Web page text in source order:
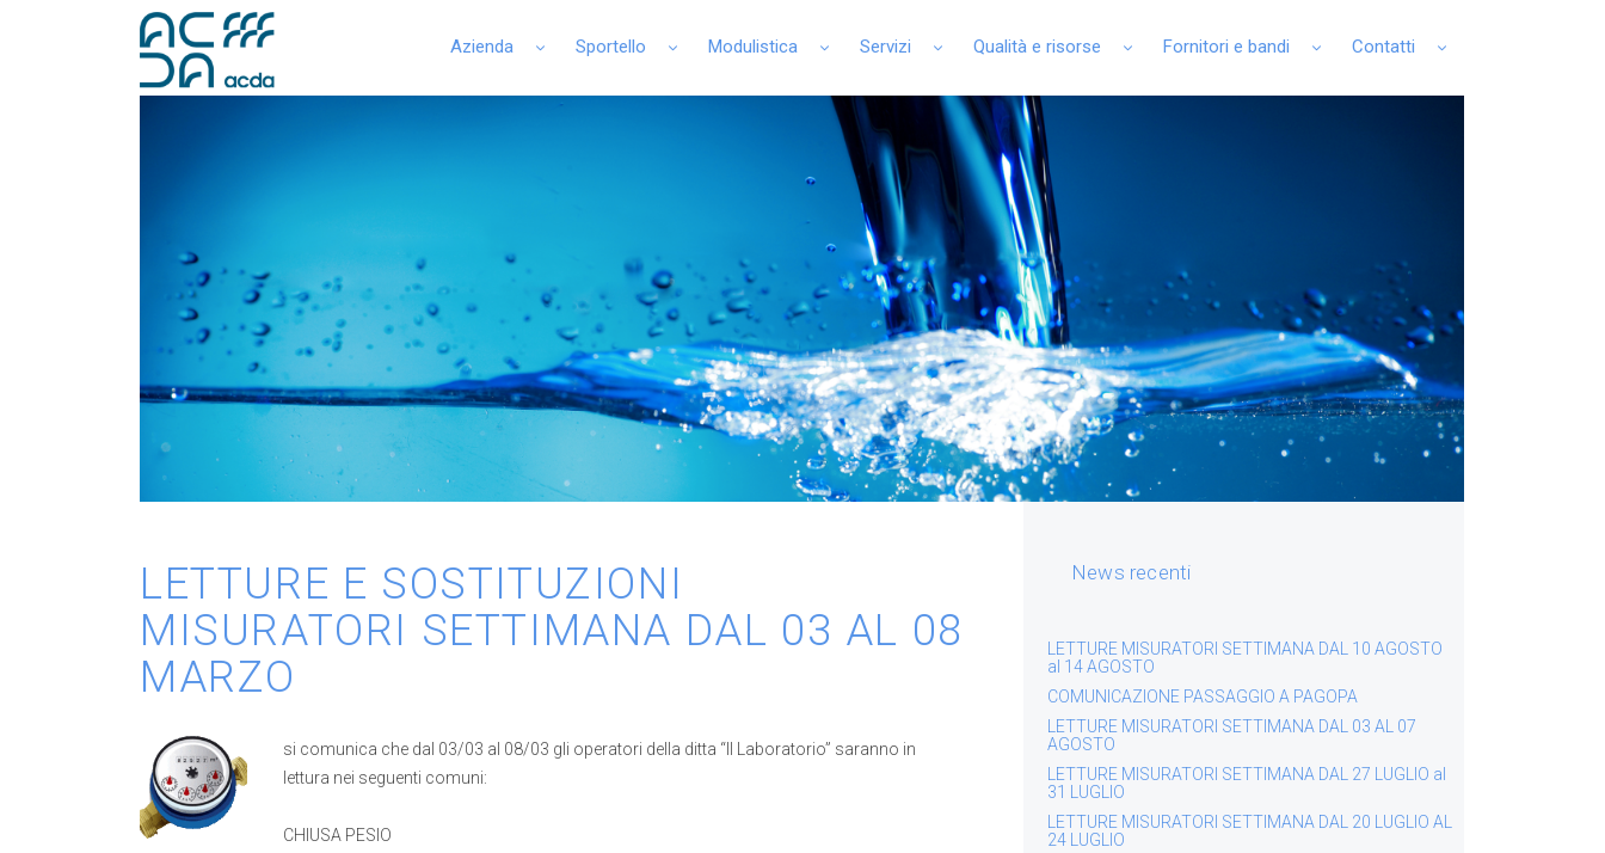
Azienda Sportello Modulistica Servizi Qualità e risorse Fornitori e bandi Contatti
LETTURE E SOSTITUZIONI
MISURATORI SETTIMANA DAL 03 AL 08
MARZO
si comunica che dal 03/03 al 08/03 gli operatori della ditta “Il Laboratorio” saranno in
lettura nei seguenti comuni:
CHIUSA PESIO
News recenti
LETTURE MISURATORI SETTIMANA DAL 10 AGOSTO
al 14 AGOSTO
COMUNICAZIONE PASSAGGIO A PAGOPA
LETTURE MISURATORI SETTIMANA DAL 03 AL 07
AGOSTO
LETTURE MISURATORI SETTIMANA DAL 27 LUGLIO al
31 LUGLIO
LETTURE MISURATORI SETTIMANA DAL 20 LUGLIO AL
24 LUGLIO